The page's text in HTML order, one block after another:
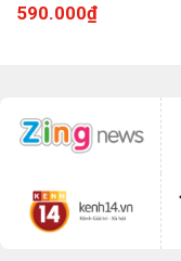
590.000₫